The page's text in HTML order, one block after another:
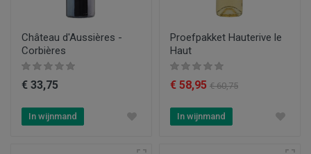
Château d'Aussières -
Corbières
€ 33,75
In wijnmand
Proefpakket Hauterive le
Haut
€ 58,95 € 60,75
In wijnmand